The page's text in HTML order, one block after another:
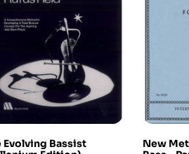
Evolving Bassist
New